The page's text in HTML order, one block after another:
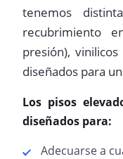
tenemos
recubrimiento
presión),
diseñados para
Los pisos
diseñados para:
Adecuarse a